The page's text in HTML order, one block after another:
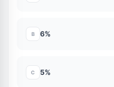
B 6%
C 5%